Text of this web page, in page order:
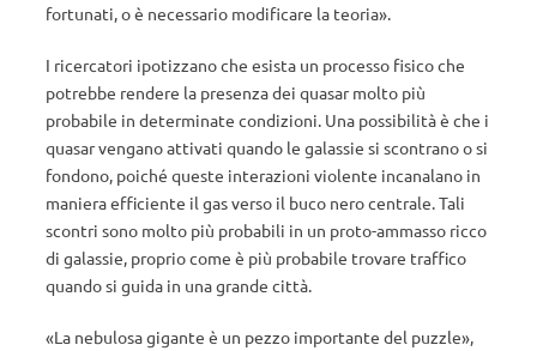
fortunati, o è necessario modificare la teoria».
I ricercatori ipotizzano che esista un processo fisico che
potrebbe rendere la presenza dei quasar molto più
probabile in determinate condizioni. Una possibilità è che i
quasar vengano attivati ​​quando le galassie si scontrano o si
fondono, poiché queste interazioni violente incanalano in
maniera efficiente il gas verso il buco nero centrale. Tali
scontri sono molto più probabili in un proto-ammasso ricco
di galassie, proprio come è più probabile trovare traffico
quando si guida in una grande città.
«La nebulosa gigante è un pezzo importante del puzzle»,